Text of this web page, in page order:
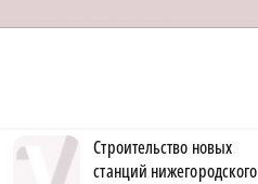
Строительство новых
станций нижегородского